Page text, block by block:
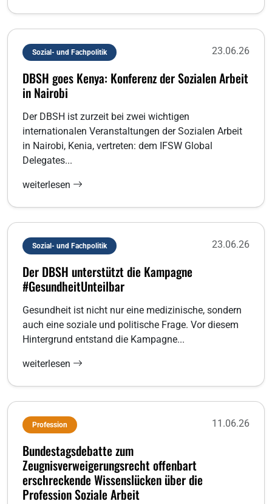
Sozial- und Fachpolitik 23.06.26
DBSH goes Kenya: Konferenz der Sozialen Arbeit
in Nairobi
Der DBSH ist zurzeit bei zwei wichtigen
internationalen Veranstaltungen der Sozialen Arbeit
in Nairobi, Kenia, vertreten: dem IFSW Global
Delegates...
weiterlesen
Sozial- und Fachpolitik 23.06.26
Der DBSH unterstützt die Kampagne
#GesundheitUnteilbar
Gesundheit ist nicht nur eine medizinische, sondern
auch eine soziale und politische Frage. Vor diesem
Hintergrund entstand die Kampagne...
weiterlesen
Profession 11.06.26
Bundestagsdebatte zum
Zeugnisverweigerungsrecht offenbart
erschreckende Wissenslücken über die
Profession Soziale Arbeit